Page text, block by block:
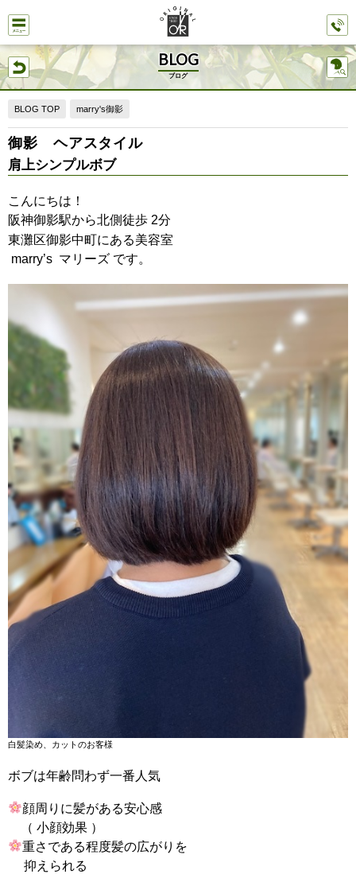
BLOG
ブログ
BLOG TOP marry's御影
御影 ヘアスタイル
肩上シンプルボブ
こんにちは！
阪神御影駅から北側徒歩 2分
東灘区御影中町にある美容室
marry’s マリーズ です。
白髪染め、カットのお客様
ボブは年齢問わず一番人気
顔周りに髪がある安心感
（ 小顔効果 ）
重さである程度髪の広がりを
抑えられる